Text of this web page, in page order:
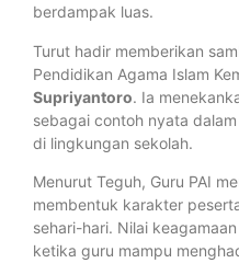
berdampak luas.
Turut hadir memberikan
Pendidikan Agama Islam
Supriyantoro. Ia
sebagai contoh nyata
di lingkungan sekolah.
Menurut Teguh, Guru PAI
membentuk karakter
sehari-hari. Nilai
ketika guru mampu